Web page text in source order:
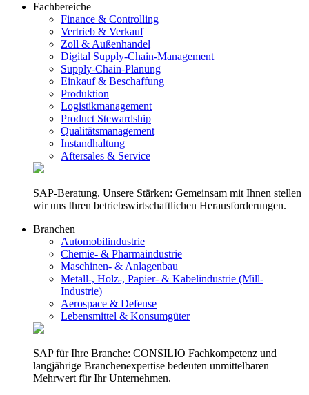
Fachbereiche
Finance & Controlling
Vertrieb & Verkauf
Zoll & Außenhandel
Digital Supply-Chain-Management
Supply-Chain-Planung
Einkauf & Beschaffung
Produktion
Logistikmanagement
Product Stewardship
Qualitätsmanagement
Instandhaltung
Aftersales & Service
SAP-Beratung. Unsere Stärken: Gemeinsam mit Ihnen stellen
wir uns Ihren betriebswirtschaftlichen Herausforderungen.
Branchen
Automobilindustrie
Chemie- & Pharmaindustrie
Maschinen- & Anlagenbau
Metall-, Holz-, Papier- & Kabelindustrie (Mill-
Industrie)
Aerospace & Defense
Lebensmittel & Konsumgüter
SAP für Ihre Branche: CONSILIO Fachkompetenz und
langjährige Branchenexpertise bedeuten unmittelbaren
Mehrwert für Ihr Unternehmen.